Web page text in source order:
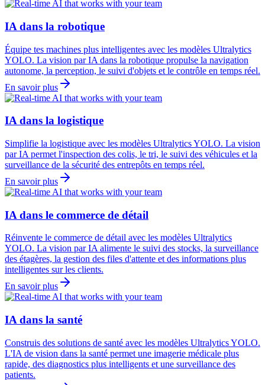
IA dans la robotique
Équipe tes machines plus intelligentes avec les modèles Ultralytics
YOLO. La vision par IA dans la robotique propulse la navigation
autonome, la perception, le suivi d'objets et le contrôle en temps réel.
En savoir plus
IA dans la logistique
Simplifie la logistique avec les modèles Ultralytics YOLO. La vision
par IA permet l'inspection des colis, le tri, le suivi des véhicules et la
surveillance de la sécurité des entrepôts en temps réel.
En savoir plus
IA dans le commerce de détail
Réinvente le commerce de détail avec les modèles Ultralytics
YOLO. La vision par IA alimente le suivi des stocks, la surveillance
des étagères, la gestion des files d'attente et des informations plus
intelligentes sur les clients.
En savoir plus
IA dans la santé
Construis des solutions de santé avec les modèles Ultralytics YOLO.
L'IA de vision dans la santé permet une imagerie médicale plus
rapide, des diagnostics plus intelligents et une surveillance des
patients.